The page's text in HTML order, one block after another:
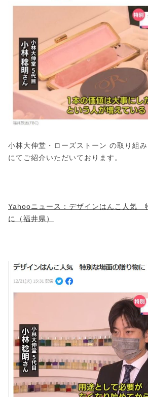
小林大伸堂・ローズストーン の取り組
にてご紹介いただいております。
Yahooニュース：デザインはんこ人気
に（福井県）